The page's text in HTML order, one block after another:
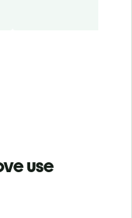
use